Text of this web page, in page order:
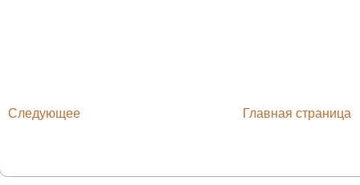
Следующее Главная страница